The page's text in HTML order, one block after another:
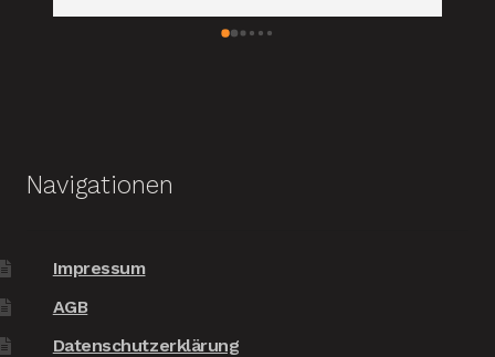
Navigationen
Impressum
AGB
Datenschutzerklärung